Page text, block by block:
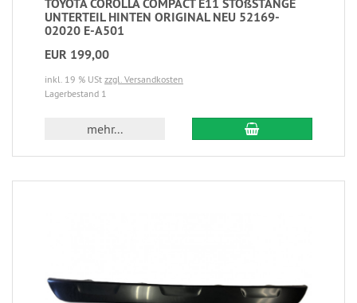
TOYOTA COROLLA COMPACT E11 STOßSTANGE
UNTERTEIL HINTEN ORIGINAL NEU 52169-
02020 E-A501
EUR 199,00
inkl. 19 % USt zzgl. Versandkosten
Lagerbestand 1
mehr...